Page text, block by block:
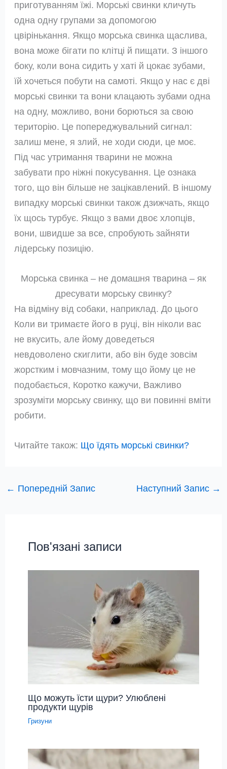
приготуванням їжі. Морські свинки кличуть
одна одну групами за допомогою
цвірінькання. Якщо морська свинка щаслива,
вона може бігати по клітці й пищати. З іншого
боку, коли вона сидить у хаті й цокає зубами,
їй хочеться побути на самоті. Якщо у нас є дві
морські свинки та вони клацають зубами одна
на одну, можливо, вони борються за свою
територію. Це попереджувальний сигнал:
залиш мене, я злий, не ходи сюди, це моє.
Під час утримання тварини не можна
забувати про ніжні покусування. Це ознака
того, що він більше не зацікавлений. В іншому
випадку морські свинки також дзижчать, якщо
їх щось турбує. Якщо з вами двоє хлопців,
вони, швидше за все, спробують зайняти
лідерську позицію.
Морська свинка – не домашня тварина – як
дресувати морську свинку?
На відміну від собаки, наприклад. До цього
Коли ви тримаєте його в руці, він ніколи вас
не вкусить, але йому доведеться
невдоволено скиглити, або він буде зовсім
жорстким і мовчазним, тому що йому це не
подобається, Коротко кажучи, Важливо
зрозуміти морську свинку, що ви повинні вміти
робити.
Читайте також: Що їдять морські свинки?
← Попередній Запис Наступний Запис →
Пов'язані записи
Що можуть їсти щури? Улюблені
продукти щурів
Гризуни